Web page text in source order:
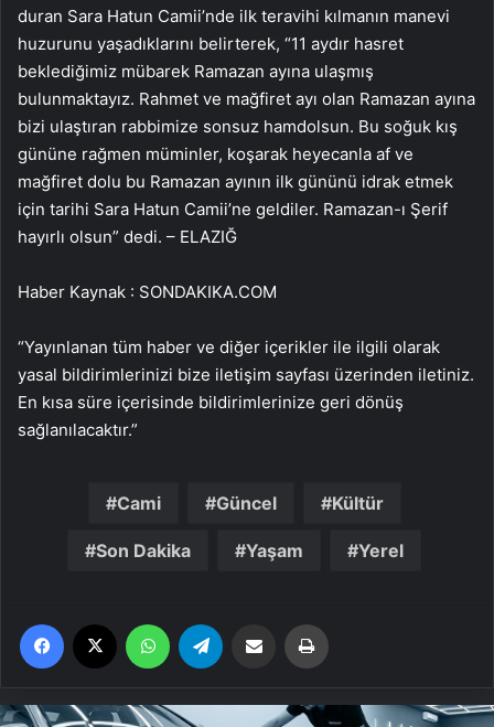
duran Sara Hatun Camii’nde ilk teravihi kılmanın manevi
huzurunu yaşadıklarını belirterek, “11 aydır hasret
beklediğimiz mübarek Ramazan ayına ulaşmış
bulunmaktayız. Rahmet ve mağfiret ayı olan Ramazan ayına
bizi ulaştıran rabbimize sonsuz hamdolsun. Bu soğuk kış
gününe rağmen müminler, koşarak heyecanla af ve
mağfiret dolu bu Ramazan ayının ilk gününü idrak etmek
için tarihi Sara Hatun Camii’ne geldiler. Ramazan-ı Şerif
hayırlı olsun” dedi. – ELAZIĞ
Haber Kaynak : SONDAKIKA.COM
“Yayınlanan tüm haber ve diğer içerikler ile ilgili olarak
yasal bildirimlerinizi bize iletişim sayfası üzerinden iletiniz.
En kısa süre içerisinde bildirimlerinize geri dönüş
sağlanılacaktır.”
Cami Güncel Kültür
Son Dakika Yaşam Yerel
Facebook WhatsApp Email'den paylaş